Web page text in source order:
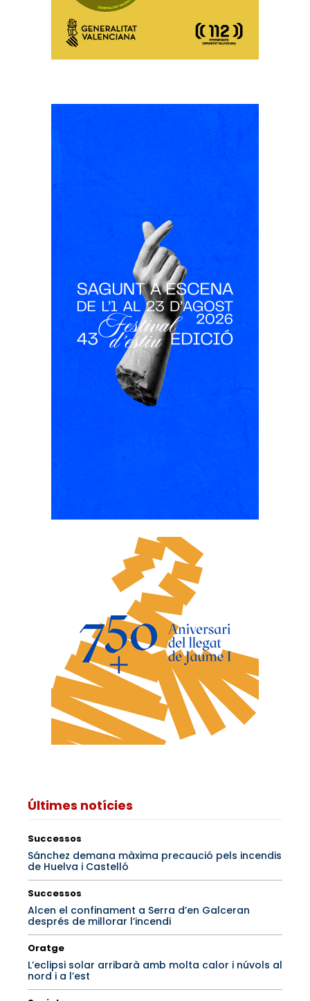
Últimes notícies
Successos
Sánchez demana màxima precaució pels incendis
de Huelva i Castelló
Successos
Alcen el confinament a Serra d’en Galceran
després de millorar l’incendi
Oratge
L’eclipsi solar arribarà amb molta calor i núvols al
nord i a l’est